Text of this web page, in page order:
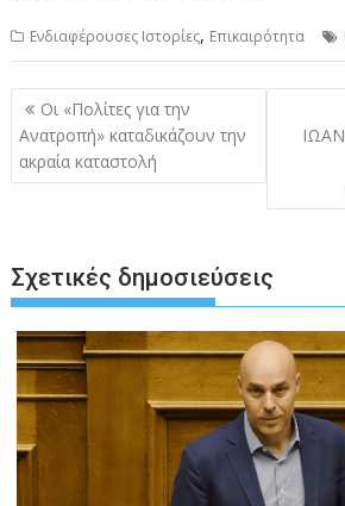
Ενδιαφέρουσες Ιστορίες, Επικαιρότητα
Πλοήγηση
άρθρων
Οι «Πολίτες για την
Ανατροπή» καταδικάζουν την
ακραία καταστολή
Σχετικές δημοσιεύσεις